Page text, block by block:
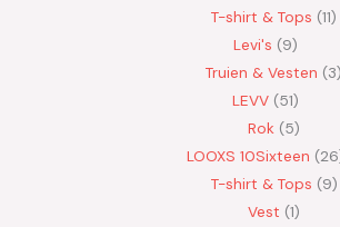
T-shirt & Tops 11
Levi's
9
Truien & Vesten
3
LEVV 51
Rok
5
LOOXS 10Sixteen
26
T-shirt & Tops 9
Vest 1